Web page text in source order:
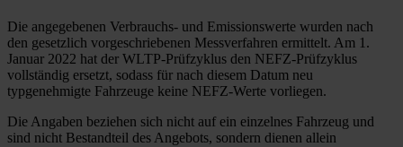
Die angegebenen Verbrauchs- und Emissionswerte wurden nach
den gesetzlich vorgeschriebenen Messverfahren ermittelt. Am 1.
Januar 2022 hat der WLTP-Prüfzyklus den NEFZ-Prüfzyklus
vollständig ersetzt, sodass für nach diesem Datum neu
typgenehmigte Fahrzeuge keine NEFZ-Werte vorliegen.
Die Angaben beziehen sich nicht auf ein einzelnes Fahrzeug und
sind nicht Bestandteil des Angebots, sondern dienen allein